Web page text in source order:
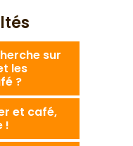
sur
les
?
et café,
!